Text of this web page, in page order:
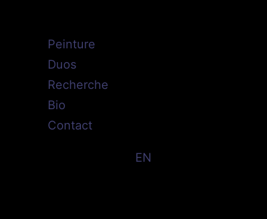
Peinture
Duos
Recherche
Bio
Contact
EN